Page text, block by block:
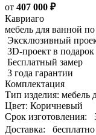
от 407 000 ₽
Кавриаго
мебель для ванной
Эксклюзивный
3D-проект в подарок
Бесплатный замер
3 года гарантии
Комплектация
Тип изделия: мебель
Цвет: Коричневый
Срок изготовления:
Доставка:
бесплатно